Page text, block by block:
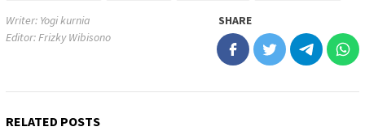
Writer: Yogi kurnia
Editor: Frizky Wibisono
SHARE
RELATED POSTS